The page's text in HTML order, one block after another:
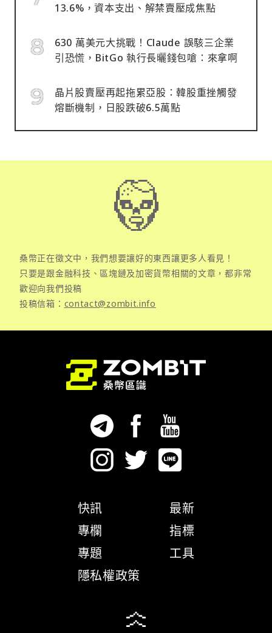
13.6%，資本支出、解禁賣壓成焦點
630 萬美元大挑戰！Claude 誤駭三企業
引恐慌，BitGo 執行長曬錢包嗆：來拿啊
晶片股賣壓再起拖累亞股：韓股重挫觸發
熔斷機制，日股跌破6.5萬點
桑幣正在徵文中，我們想要讓好的東西讓更多人看見！
只要是跟金融科技、區塊鏈及加密貨幣相關的文章，都非常
歡迎向我們投稿
投稿信箱： contact@zombit.info
快訊
專欄
專題
隱私權政策
最新
指標
工具